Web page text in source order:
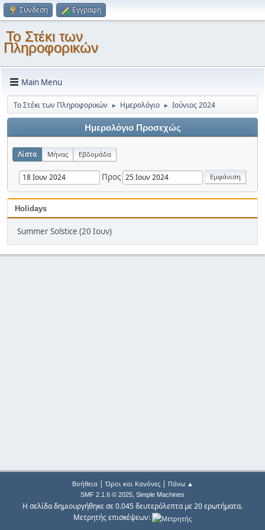
Σύνδεση Εγγραφή
Το Στέκι των
Πληροφορικών
Main Menu
Το Στέκι των Πληροφορικών ► Ημερολόγιο ► Ιούνιος 2024
Ημερολόγιο Προσεχώς
Λίστα Μήνας Εβδομάδα
Προς
Holidays
Summer Solstice (20 Ιουν)
Βοήθεια| Όροι και Κανόνες| Πάνω ▲
SMF 2.1.6 © 2025, Simple Machines
Η σελίδα δημιουργήθηκε σε 0.045 δευτερόλεπτα με 20 ερωτήματα.
Μετρητής επισκέψεων: